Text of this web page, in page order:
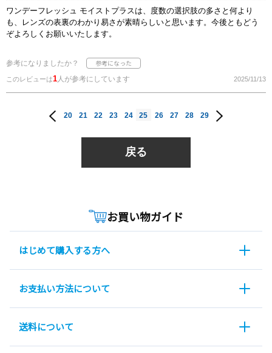
ワンデーフレッシュ モイストプラスは、度数の選択肢の多さと何より
も、レンズの表裏のわかり易さが素晴らしいと思います。今後ともどう
ぞよろしくお願いいたします。
参考になりましたか？
このレビューは1人が参考にしています 2025/11/13
20 21 22 23 24 25 26 27 28 29
戻る
お買い物ガイド
はじめて購入する方へ
お支払い方法について
送料について